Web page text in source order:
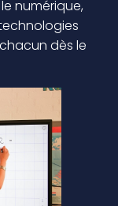
numérique,
dès le